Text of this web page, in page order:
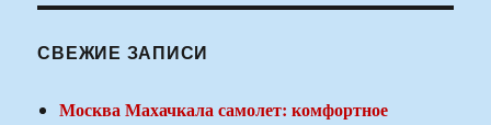
СВЕЖИЕ ЗАПИСИ
Москва Махачкала самолет: комфортное